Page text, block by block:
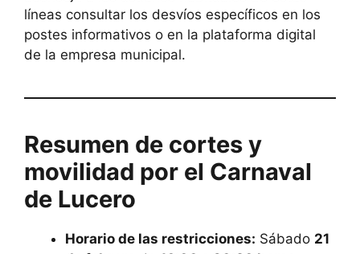
líneas consultar los desvíos específicos en los
postes informativos o en la plataforma digital
de la empresa municipal.
Resumen de cortes y
movilidad por el Carnaval
de Lucero
Horario de las restricciones: Sábado 21